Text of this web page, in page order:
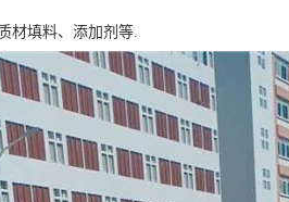
材填料、添加剂等.